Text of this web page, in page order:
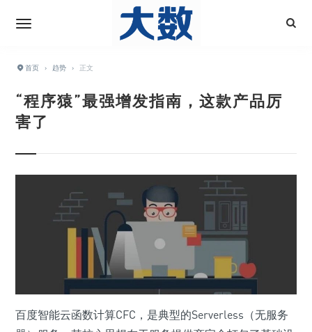
首页 › 趋势 › 正文
“程序猿”最强增发指南，这款产品厉
害了
百度智能云函数计算CFC，是典型的Serverless（无服务